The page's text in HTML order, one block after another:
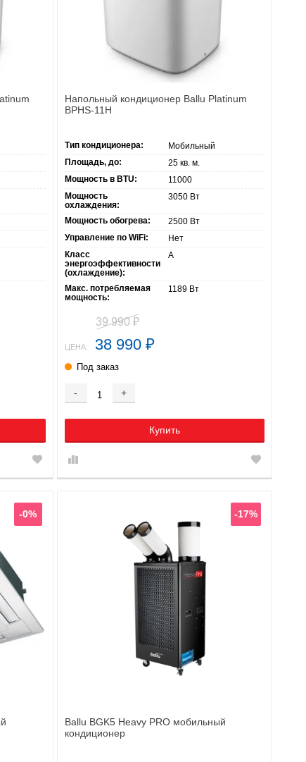
Напольный кондиционер Ballu Platinum
BPHS-11H
Тип кондиционера:
Мобильный
Площадь, до:
25 кв. м.
Мощность в BTU:
11000
Мощность
охлаждения:
3050 Вт
Мощность обогрева:
2500 Вт
Управление по WiFi:
Нет
Класс
энергоэффективности
(охлаждение):
А
Макс. потребляемая
мощность:
1189 Вт
39 990 ₽
ЦЕНА: 38 990 ₽
Под заказ
- +
Купить
-0% -17%
Ballu BGK5 Heavy PRO мобильный
кондиционер